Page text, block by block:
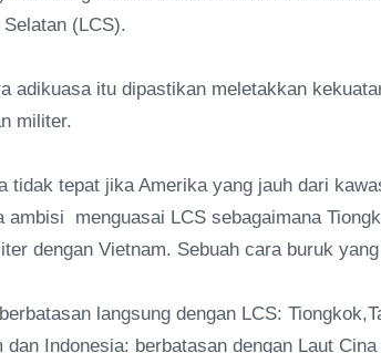
(LCS).
adikuasa itu dipastikan meletakkan
militer.
tidak tepat jika Amerika yang jauh dari
ambisi menguasai LCS sebagaimana
dengan Vietnam. Sebuah cara buruk
langsung dengan LCS:
Indonesia: berbatasan dengan Laut